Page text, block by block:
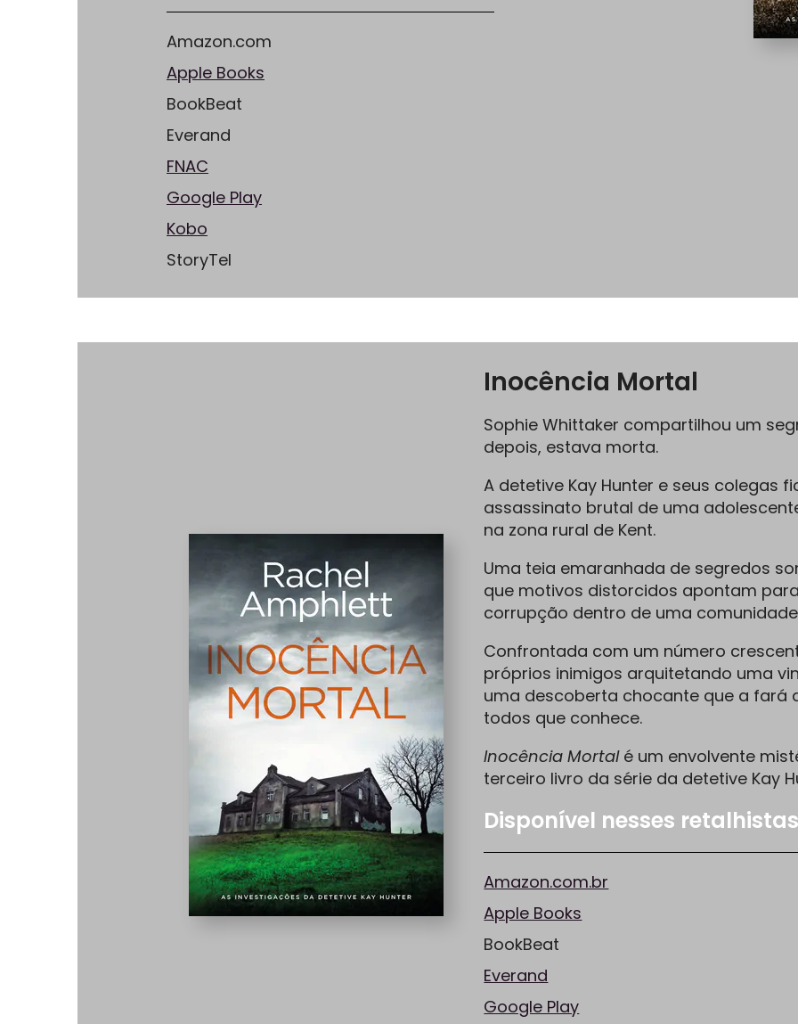
Amazon.com
Apple Books
BookBeat
Everand
FNAC
Google Play
Kobo
StoryTel
Inocência Mortal
Sophie Whittaker compartilhou um
depois, estava morta.
A detetive Kay Hunter e seus colegas
assassinato brutal de uma
na zona rural de Kent.
Uma teia emaranhada de segredos
que motivos distorcidos apontam
corrupção dentro de uma
Confrontada com um número
próprios inimigos arquitetando uma
uma descoberta chocante que a fará
todos que conhece.
Inocência Mortalé um envolvente
terceiro livro da série da detetive Kay
Disponível nesses
Amazon.com.br
Apple Books
BookBeat
Everand
Google Play